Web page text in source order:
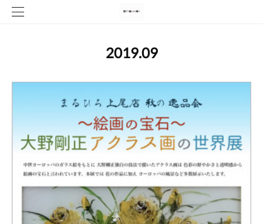
2019.09